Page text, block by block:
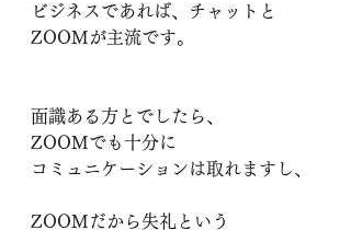
ビジネスであれば、チャットと
ZOOMが主流です。
面識ある方とでしたら、
ZOOMでも十分に
コミュニケーションは取れますし、
ZOOMだから失礼という